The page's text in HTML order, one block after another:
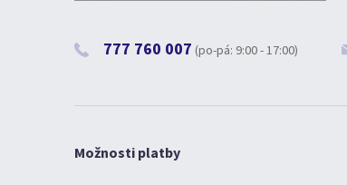
777 760 007 (po-pá: 9:00 - 17:00)
Možnosti platby